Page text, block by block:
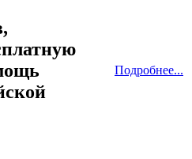
Подробнее...